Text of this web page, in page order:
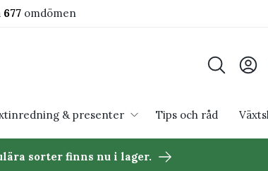
677omdömen
& presenter Tips och råd
sorter finns nu i lager.